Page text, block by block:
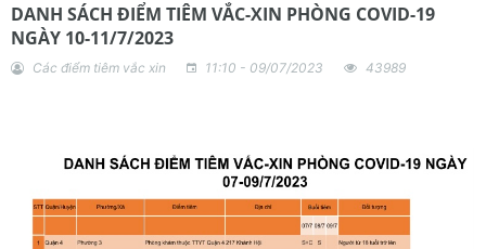
DANH SÁCH ĐIỂM TIÊM VẮC-XIN PHÒNG COVID-19
NGÀY 10-11/7/2023
Các điểm tiêm vắc xin 11:10 - 09/07/2023 43989